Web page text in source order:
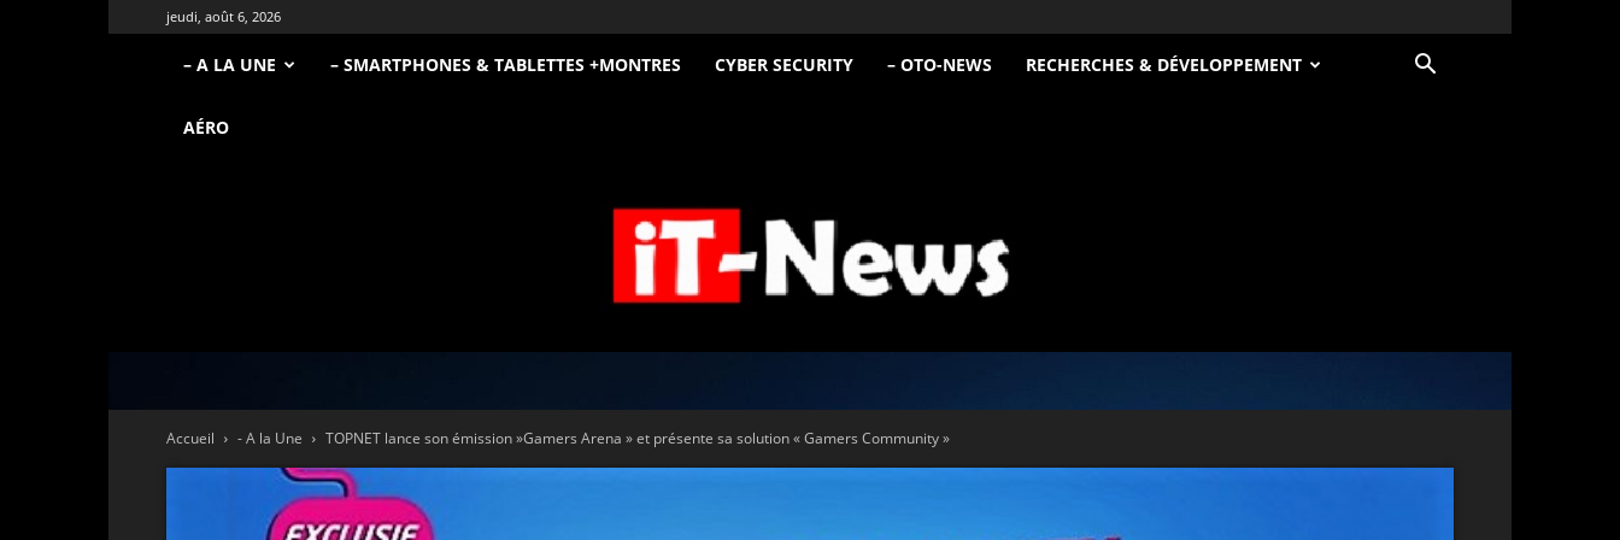
jeudi, août 6, 2026
– A LA UNE – SMARTPHONES & TABLETTES +MONTRES CYBER SECURITY – OTO-NEWS RECHERCHES & DÉVELOPPEMENT
AÉRO
iT
Accueil
- A la Une TOPNET lance son émission »Gamers Arena » et présente sa solution « Gamers Community »